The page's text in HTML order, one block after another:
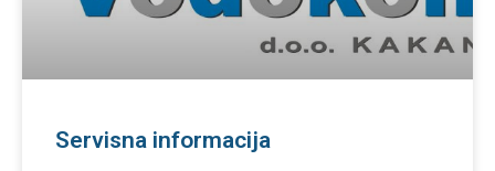
Servisna informacija